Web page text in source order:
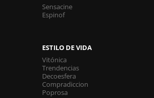
Sensacine
Espinof
ESTILO DE VIDA
Vitónica
Trendencias
Decoesfera
Compradiccion
Poprosa